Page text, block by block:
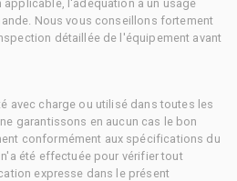
l'adéquation à un usage
Nous vous conseillons fortement
détaillée de l'équipement avant
avec charge ou utilisé dans toutes les
garantissons en aucun cas le bon
conformément aux spécifications du
été effectuée pour vérifier tout
expresse dans le présent